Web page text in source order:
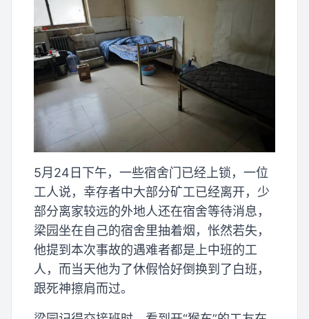
5月24日下午，一些宿舍门已经上锁，一位
工人说，幸存者中大部分矿工已经离开，少
部分离家较远的外地人还在宿舍等待消息，
梁园坐在自己的宿舍里抽着烟，怅然若失，
他提到本次事故的遇难者都是上中班的工
人，而当天他为了休假恰好倒换到了白班，
跟死神擦肩而过。